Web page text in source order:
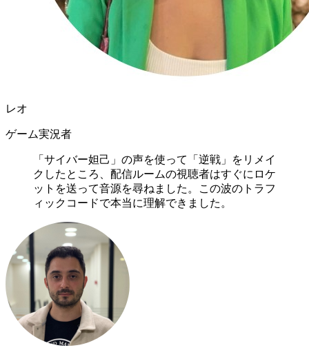
レオ
ゲーム実況者
「サイバー妲己」の声を使って「逆戦」をリメイ
クしたところ、配信ルームの視聴者はすぐにロケ
ットを送って音源を尋ねました。この波のトラフ
ィックコードで本当に理解できました。